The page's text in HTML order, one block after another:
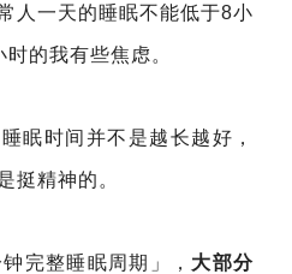
人一天的睡眠不能低于8小
的我有些焦虑。
眠时间并不是越长越好，
挺精神的。
完整睡眠周期」， 大部分